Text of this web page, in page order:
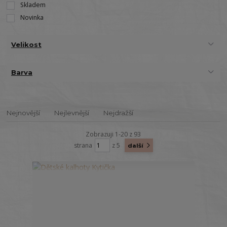
Skladem
Novinka
Velikost
Barva
Nejnovější Nejlevnější Nejdražší
Zobrazuji 1-20 z 93
strana
z 5 další